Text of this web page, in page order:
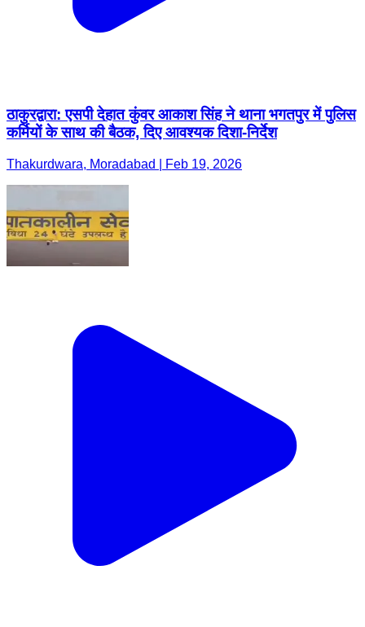
ठाकुरद्वारा: एसपी देहात कुंवर आकाश सिंह ने थाना भगतपुर में पुलिस
कर्मियों के साथ की बैठक, दिए आवश्यक दिशा-निर्देश
Thakurdwara, Moradabad | Feb 19, 2026